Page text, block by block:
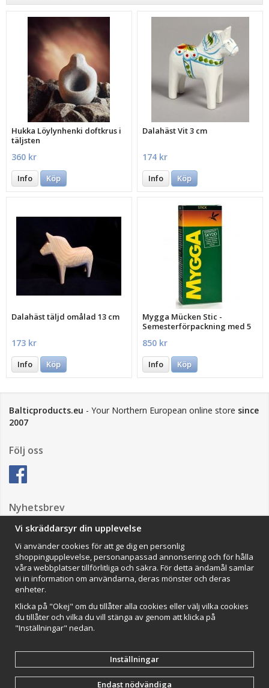
Hukka Löylynhenki doftkrus i
täljsten
360 kr
Info Köp
Dalahäst Vit 3 cm
174 kr
Info Köp
Dalahäst täljd omålad 13 cm
173 kr
Info Köp
Mygga Mücken Stic -
Semesterförpackning med 5
850 kr
Info Köp
Balticproducts.eu - Your Northern European online store since
2007
Följ oss
Nyhetsbrev
Impressum
VAMOS Commerce AB
Organisationsnummer: 559502-0453
Vi skräddarsyr din upplevelse
Vi använder cookies för att ge dig en personlig
shoppingupplevelse, personanpassad annonsering och för hålla
våra webbplatser tillförlitliga och säkra. För detta ändamål samlar
vi in information om användarna, deras mönster och deras
enheter.
Klicka på "Okej" om du tillåter alla cookies eller välj vilka cookies
du tillåter och vilka du vill stänga av genom att klicka på
"Inställningar" nedan.
Inställningar
Endast nödvändiga